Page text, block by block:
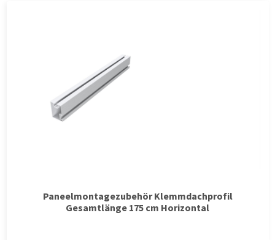
Paneelmontagezubehör Klemmdachprofil
Gesamtlänge 175 cm Horizontal